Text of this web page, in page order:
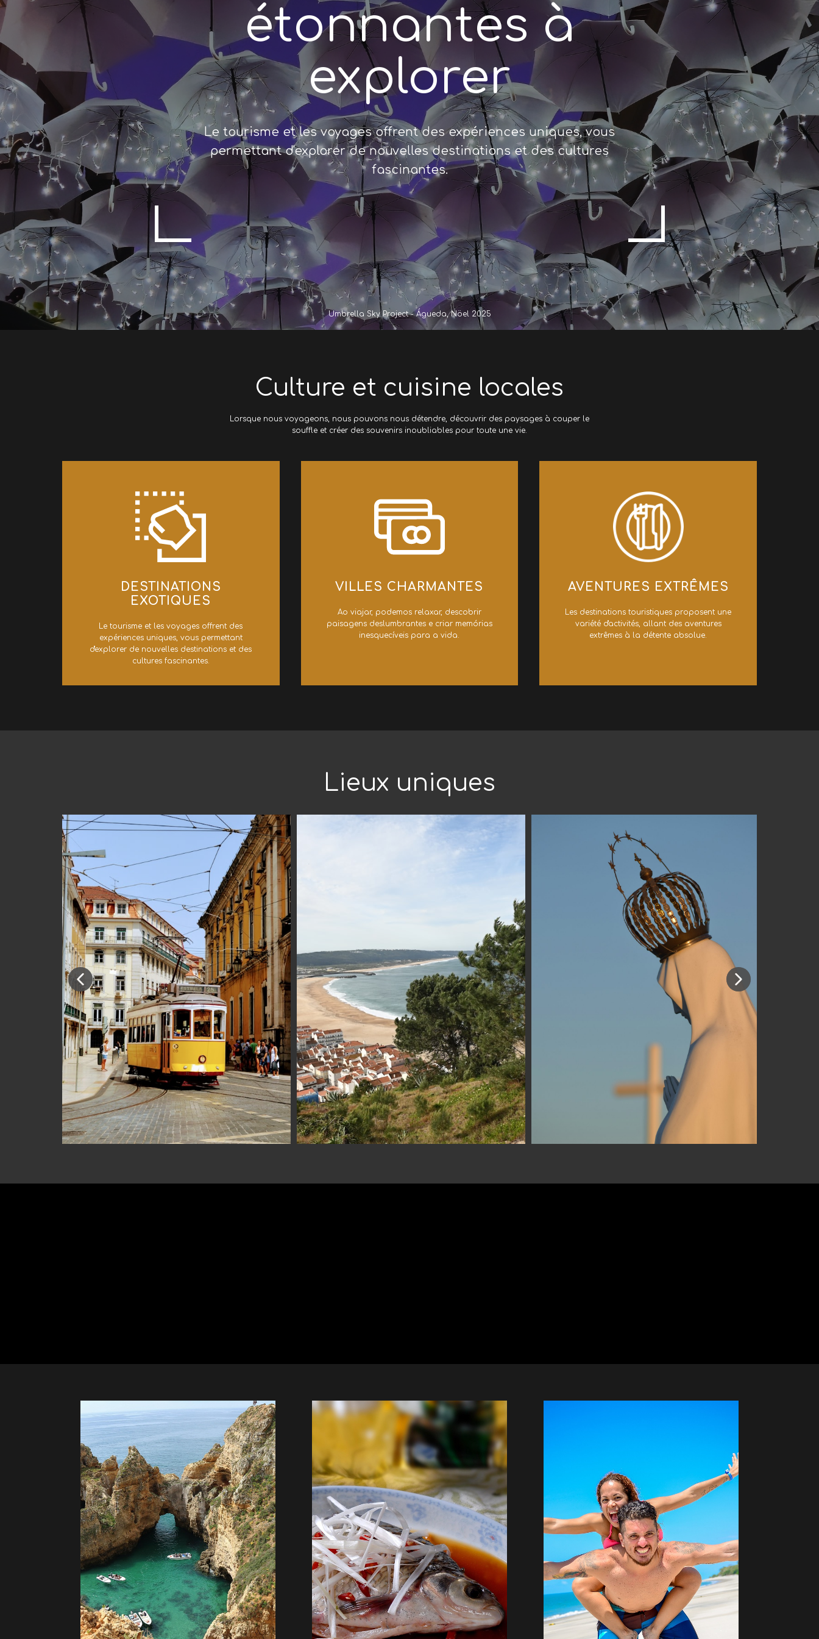
étonnantes à
explorer
​Le tourisme et les voyages offrent des expériences uniques, vous
permettant d'explorer de nouvelles destinations et des cultures
fascinantes.
Umbrella Sky Project - Águeda, Nöel 2025
​Culture et cuisine locales
​Lorsque nous voyageons, nous pouvons nous détendre, découvrir des paysages à couper le
souffle et créer des souvenirs inoubliables pour toute une vie.
​DESTINATIONS
EXOTIQUES
​Le tourisme et les voyages offrent des
expériences uniques, vous permettant
d'explorer de nouvelles destinations et des
cultures fascinantes.
​VILLES CHARMANTES
Ao viajar, podemos relaxar, descobrir
paisagens deslumbrantes e criar memórias
inesquecíveis para a vida.
​AVENTURES EXTRÊMES
​Les destinations touristiques proposent une
variété d'activités, allant des aventures
extrêmes à la détente absolue.
​Lieux uniques